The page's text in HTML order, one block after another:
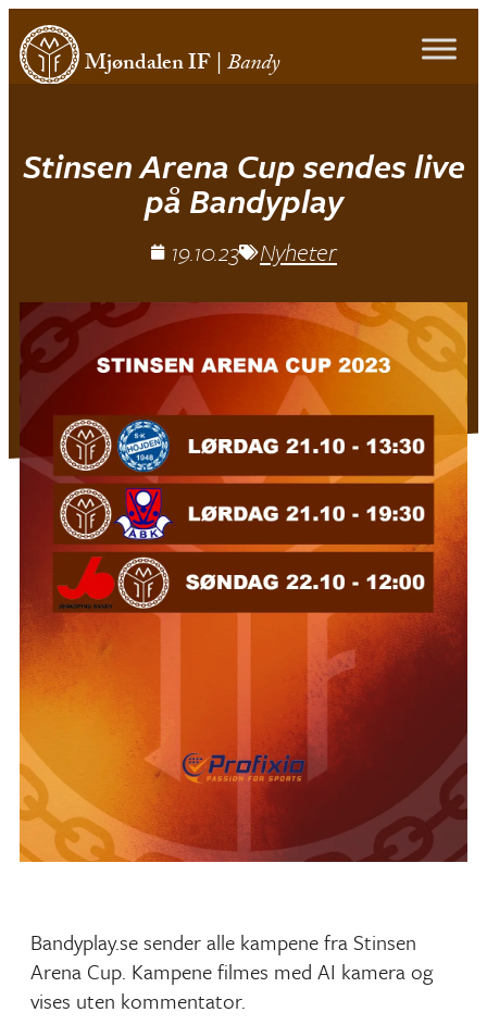
Mjøndalen IF|Bandy
Stinsen Arena Cup sendes live
på Bandyplay
19.10.23 Nyheter
Bandyplay.se sender alle kampene fra Stinsen
Arena Cup. Kampene filmes med AI kamera og
vises uten kommentator.